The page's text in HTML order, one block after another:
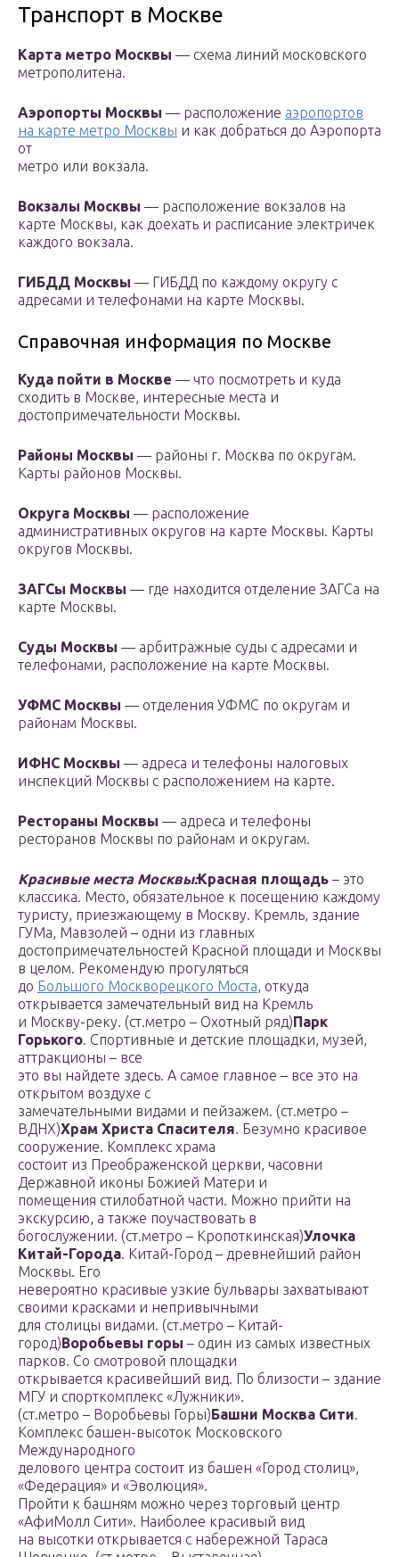
Транспорт в Москве
Карта метро Москвы — схема линий московского
метрополитена.
Аэропорты Москвы — расположение аэропортов
на карте метро Москвы и как добраться до Аэропорта
от
метро или вокзала.
Вокзалы Москвы — расположение вокзалов на
карте Москвы, как доехать и расписание электричек
каждого вокзала.
ГИБДД Москвы — ГИБДД по каждому округу с
адресами и телефонами на карте Москвы.
Справочная информация по Москве
Куда пойти в Москве — что посмотреть и куда
сходить в Москве, интересные места и
достопримечательности Москвы.
Районы Москвы — районы г. Москва по округам.
Карты районов Москвы.
Округа Москвы — расположение
административных округов на карте Москвы. Карты
округов Москвы.
ЗАГСы Москвы — где находится отделение ЗАГСа на
карте Москвы.
Суды Москвы — арбитражные суды с адресами и
телефонами, расположение на карте Москвы.
УФМС Москвы — отделения УФМС по округам и
районам Москвы.
ИФНС Москвы — адреса и телефоны налоговых
инспекций Москвы с расположением на карте.
Рестораны Москвы — адреса и телефоны
ресторанов Москвы по районам и округам.
Красивые места Москвы:Красная площадь – это
классика. Место, обязательное к посещению каждому
туристу, приезжающему в Москву. Кремль, здание
ГУМа, Мавзолей – одни из главных
достопримечательностей Красной площади и Москвы
в целом. Рекомендую прогуляться
до Большого Москворецкого Моста, откуда
открывается замечательный вид на Кремль
и Москву-реку. (ст.метро – Охотный ряд)Парк
Горького. Спортивные и детские площадки, музей,
аттракционы – все
это вы найдете здесь. А самое главное – все это на
открытом воздухе с
замечательными видами и пейзажем. (ст.метро –
ВДНХ)Храм Христа Спасителя. Безумно красивое
сооружение. Комплекс храма
состоит из Преображенской церкви, часовни
Державной иконы Божией Матери и
помещения стилобатной части. Можно прийти на
экскурсию, а также поучаствовать в
богослужении. (ст.метро – Кропоткинская)Улочка
Китай-Города. Китай-Город – древнейший район
Москвы. Его
невероятно красивые узкие бульвары захватывают
своими красками и непривычными
для столицы видами. (ст.метро – Китай-
город)Воробьевы горы – один из самых известных
парков. Со смотровой площадки
открывается красивейший вид. По близости – здание
МГУ и спорткомплекс «Лужники».
(ст.метро – Воробьевы Горы)Башни Москва Сити.
Комплекс башен-высоток Московского
Международного
делового центра состоит из башен «Город столиц»,
«Федерация» и «Эволюция».
Пройти к башням можно через торговый центр
«АфиМолл Сити». Наиболее красивый вид
на высотки открывается с набережной Тараса